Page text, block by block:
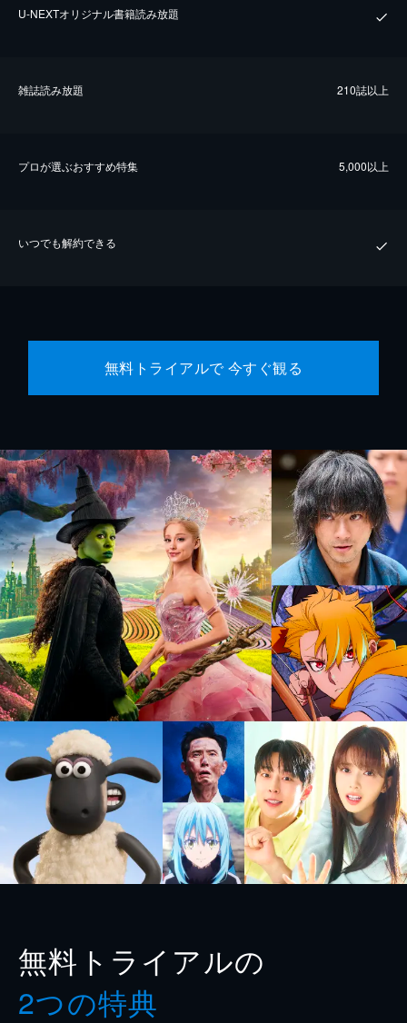
U-NEXTオリジナル書籍読み放題
雑誌読み放題 210誌以上
プロが選ぶおすすめ特集 5,000以上
いつでも解約できる
無料トライアルで 今すぐ観る
無料トライアルの
2つの特典